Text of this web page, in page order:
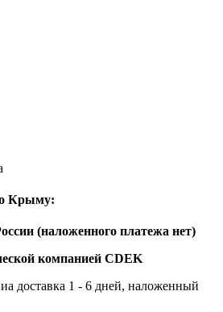
Крыму:
(наложенного платежа нет)
компанией CDEK
доставка 1 - 6 дней, наложенный